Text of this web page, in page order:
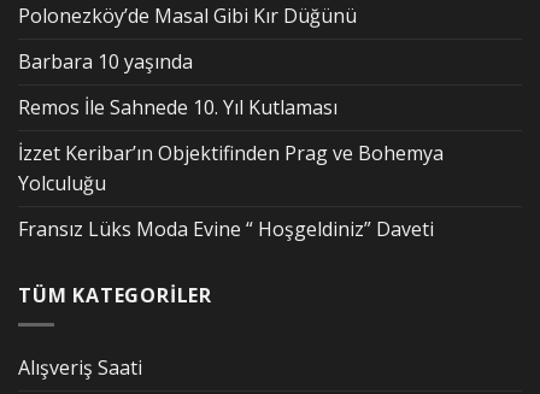
Polonezköy’de Masal Gibi Kır Düğünü
Barbara 10 yaşında
Remos İle Sahnede 10. Yıl Kutlaması
İzzet Keribar’ın Objektifinden Prag ve Bohemya
Yolculuğu
Fransız Lüks Moda Evine “ Hoşgeldiniz” Daveti
TÜM KATEGORİLER
Alışveriş Saati